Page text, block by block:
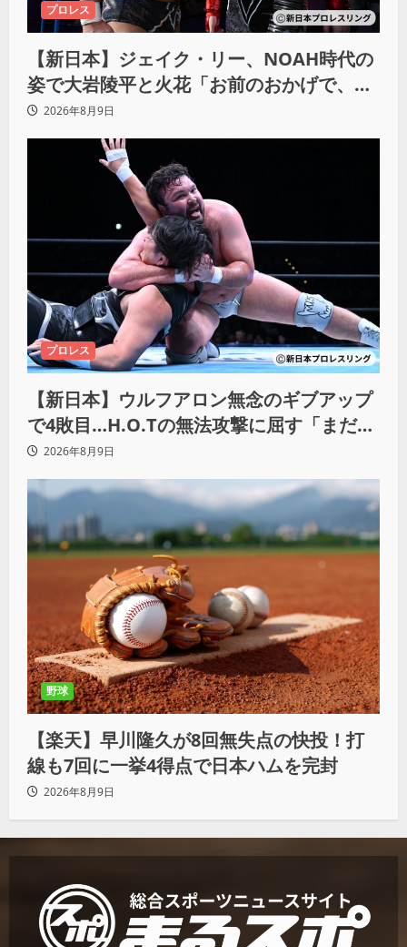
プロレス
【新日本】ジェイク・リー、NOAH時代の
姿で大岩陵平と火花「お前のおかげで、忘
れてたもの思い出したわ」
2026年8月9日
プロレス
【新日本】ウルフアロン無念のギブアップ
で4敗目…H.O.Tの無法攻撃に屈す「まだま
だ俺自身の力はこんなもんだなって」
2026年8月9日
野球
【楽天】早川隆久が8回無失点の快投！打
線も7回に一挙4得点で日本ハムを完封
2026年8月9日